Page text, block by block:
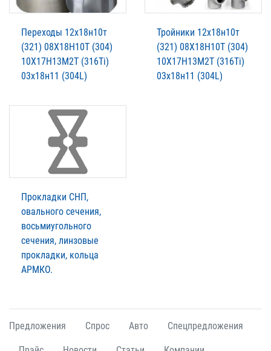
Переходы 12х18н10т
(321) 08Х18Н10Т (304)
10Х17Н13М2Т (316Ti)
03х18н11 (304L)
Тройники 12х18н10т
(321) 08Х18Н10Т (304)
10Х17Н13М2Т (316Ti)
03х18н11 (304L)
Прокладки СНП,
овального сечения,
восьмиугольного
сечения, линзовые
прокладки, кольца
АРМКО.
Предложения Спрос Авто Спецпредложения